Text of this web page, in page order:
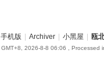
手机版 Archiver 小黑屋 瓯
GMT+8, 2026-8-8 06:06 , Processed